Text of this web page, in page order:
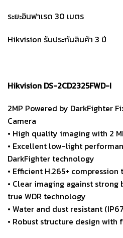
ระยะอินฟาเรด 30 เมตร
Hikvision รับประกันสินค้า 3 ปี
Hikvision DS-2CD2325FWD-I
2MP Powered by DarkFighter
Camera
• High quality imaging with 2
• Excellent low-light
DarkFighter technology
• Efficient H.265+
• Clear imaging against
true WDR technology
• Water and dust resistant
• Robust structure design